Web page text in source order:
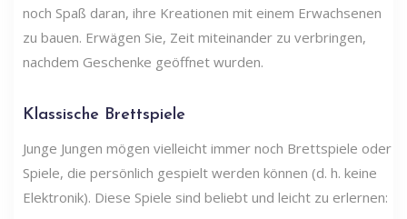
noch Spaß daran, ihre Kreationen mit einem Erwachsenen
zu bauen. Erwägen Sie, Zeit miteinander zu verbringen,
nachdem Geschenke geöffnet wurden.
Klassische Brettspiele
Junge Jungen mögen vielleicht immer noch Brettspiele oder
Spiele, die persönlich gespielt werden können (d. h. keine
Elektronik). Diese Spiele sind beliebt und leicht zu erlernen: